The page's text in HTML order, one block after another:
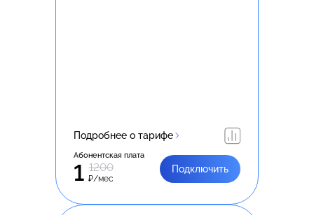
Подробнее о тарифе
Абонентская плата
1 1200
₽/мес
Подключить